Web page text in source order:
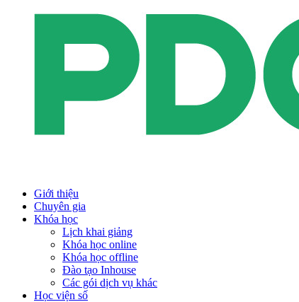
Giới thiệu
Chuyên gia
Khóa học
Lịch khai giảng
Khóa học online
Khóa học offline
Đào tạo Inhouse
Các gói dịch vụ khác
Học viện số